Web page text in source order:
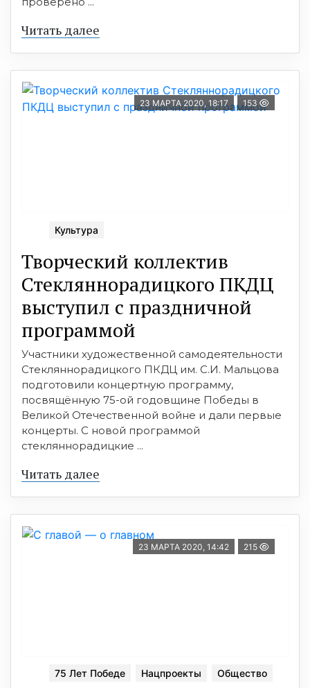
Читать далее
23 МАРТА 2020, 18:17 153
Культура
Творческий коллектив
Стекляннорадицкого ПКДЦ
выcтупил с праздничной
программой
Участники художественной самодеятельности
Стекляннорадицкого ПКДЦ им. С.И. Мальцова
подготовили концертную программу,
посвящённую 75-ой годовщине Победы в
Великой Отечественной войне и дали первые
концерты. С новой программой
стекляннорадицкие ...
Читать далее
23 МАРТА 2020, 14:42 215
75 Лет Победе Нацпроекты Общество